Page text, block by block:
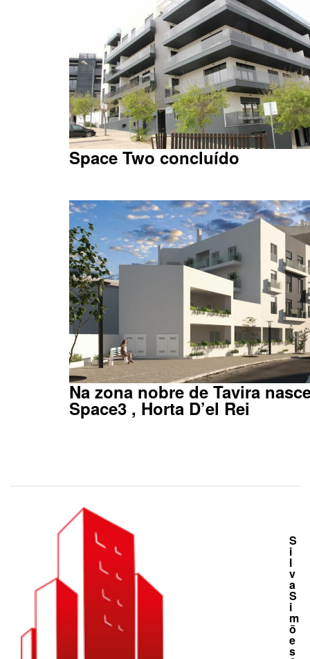
Space Two concluído
Na zona nobre de Tavira
Space3 , Horta D’el Rei
S
i
l
v
a
S
i
m
õ
e
s